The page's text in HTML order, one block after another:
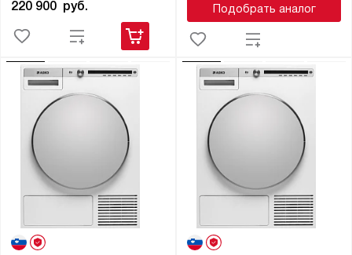
220 900 руб. Подобрать аналог